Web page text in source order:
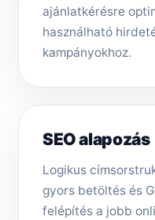
ajánlatkérésre
használható
kampányokhoz.
SEO alapozás
Logikus
gyors betöltés és
felépítés a jobb